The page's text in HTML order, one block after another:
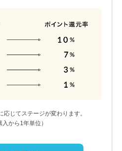
じてステージが変わります。
入から1年単位）